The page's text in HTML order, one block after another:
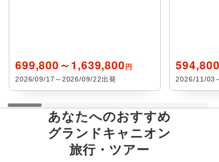
ハリウッド
マイアミ
699,800～1,639,800円
2026/09/17～2026/09/22出発 2026/11/03
あなたへのおすすめ
グランドキャニオン
旅行・ツアー